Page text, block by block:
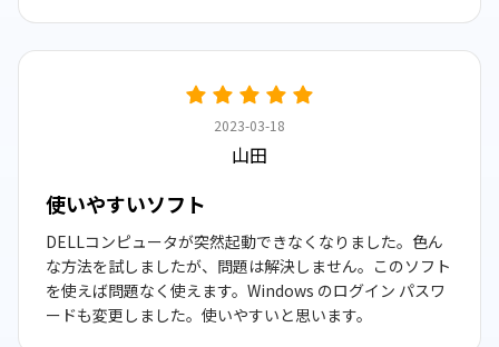
2023-03-18
山田
使いやすいソフト
DELLコンピュータが突然起動できなくなりました。色ん
な方法を試しましたが、問題は解決しません。このソフト
を使えば問題なく使えます。Windows のログイン パスワ
ードも変更しました。使いやすいと思います。